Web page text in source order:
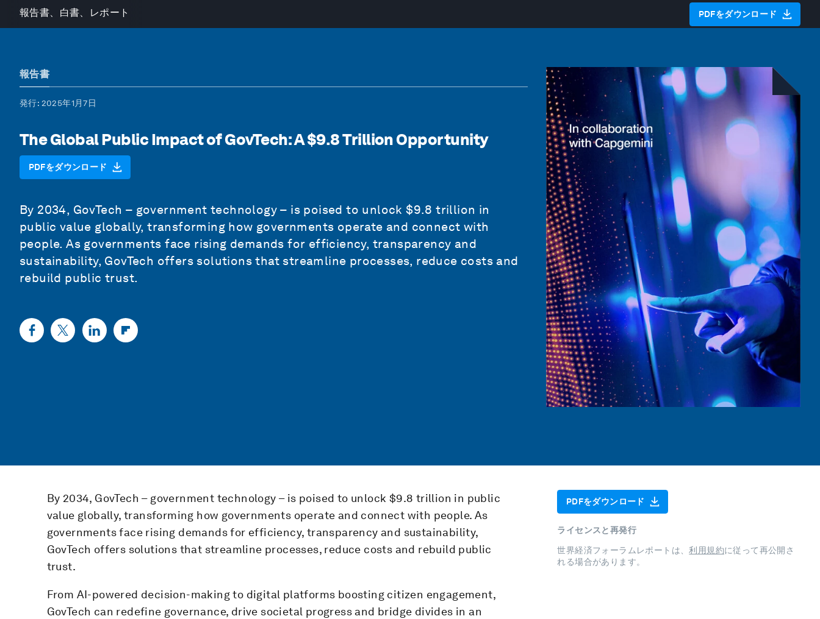
報告書、白書、レポート PDFをダウンロード
報告書
発行: 2025年1月7日
The Global Public Impact of GovTech: A $9.8 Trillion Opportunity
PDFをダウンロード
By 2034, GovTech – government technology – is poised to unlock $9.8 trillion in
public value globally, transforming how governments operate and connect with
people. As governments face rising demands for efficiency, transparency and
sustainability, GovTech offers solutions that streamline processes, reduce costs and
rebuild public trust.
By 2034, GovTech – government technology – is poised to unlock $9.8 trillion in public
value globally, transforming how governments operate and connect with people. As
governments face rising demands for efficiency, transparency and sustainability,
GovTech offers solutions that streamline processes, reduce costs and rebuild public
trust.
From AI-powered decision-making to digital platforms boosting citizen engagement,
GovTech can redefine governance, drive societal progress and bridge divides in an
PDFをダウンロード
ライセンスと再発行
世界経済フォーラムレポートは、利用規約に従って再公開さ
れる場合があります。